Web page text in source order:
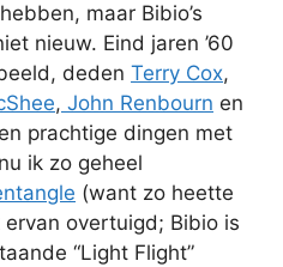
maar Bibio’s
nieuw. Eind jaren ’60
deden Terry Cox,
, John Renbourn en
prachtige dingen met
ik zo geheel
(want zo heette
overtuigd; Bibio is
“Light Flight”